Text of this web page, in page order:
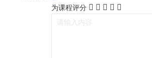
为课程评分